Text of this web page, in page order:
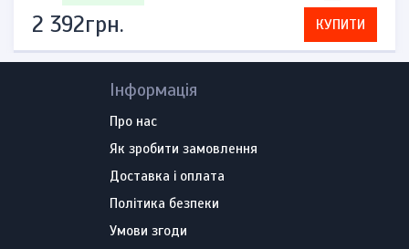
2 392грн. КУПИТИ
Інформація
Про нас
Як зробити замовлення
Доставка і оплата
Політика безпеки
Умови згоди